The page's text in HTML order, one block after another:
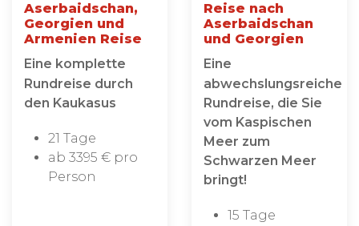
Aserbaidschan,
Georgien und
Armenien Reise
Eine komplette
Rundreise durch
den Kaukasus
21 Tage
ab 3395 € pro
Person
Reise nach
Aserbaidschan
und Georgien
Eine
abwechslungsreiche
Rundreise, die Sie
vom Kaspischen
Meer zum
Schwarzen Meer
bringt!
15 Tage